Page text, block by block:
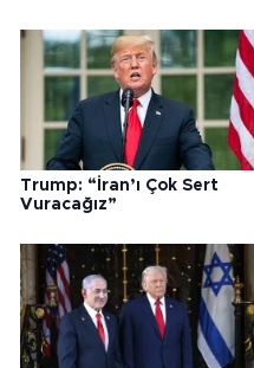
Trump: “İran’ı Çok Sert
Vuracağız”